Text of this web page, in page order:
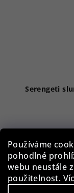
Používáme
pohodlné
webu neustále
použitelnost.